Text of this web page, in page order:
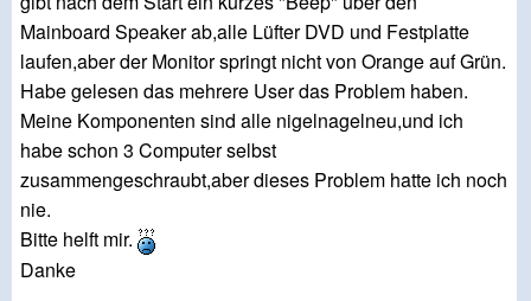
Mainboard Speaker ab,alle Lüfter DVD und Festplatte
laufen,aber der Monitor springt nicht von Orange auf Grün.
Habe gelesen das mehrere User das Problem haben.
Meine Komponenten sind alle nigelnagelneu,und ich
habe schon 3 Computer selbst
zusammengeschraubt,aber dieses Problem hatte ich noch
nie.
Bitte helft mir.
Danke